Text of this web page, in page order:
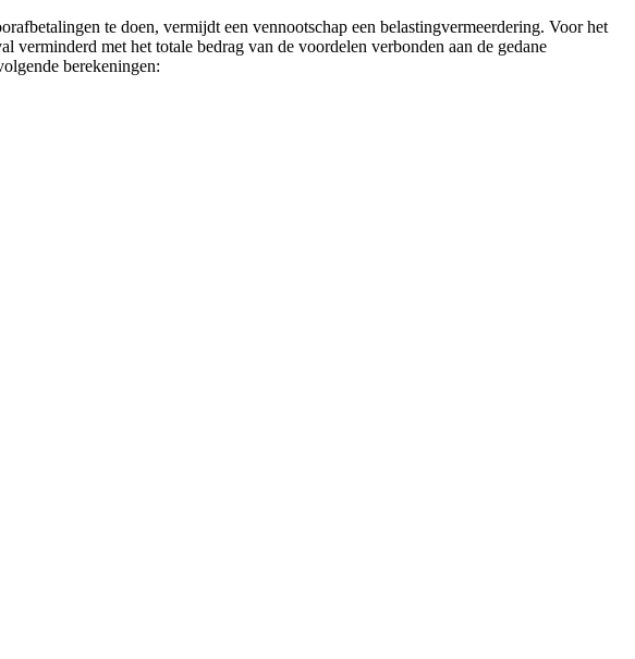
te doen, vermijdt een vennootschap een belastingvermeerdering. Voor het
met het totale bedrag van de voordelen verbonden aan de gedane
berekeningen: